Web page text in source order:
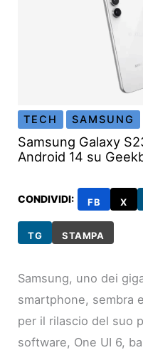
TECH SAMSUNG
Samsung Galaxy
Android 14 su
CONDIVIDI: FB X
TG STAMPA
Samsung, uno dei
smartphone, sembra
per il rilascio del suo
software, One UI 6,